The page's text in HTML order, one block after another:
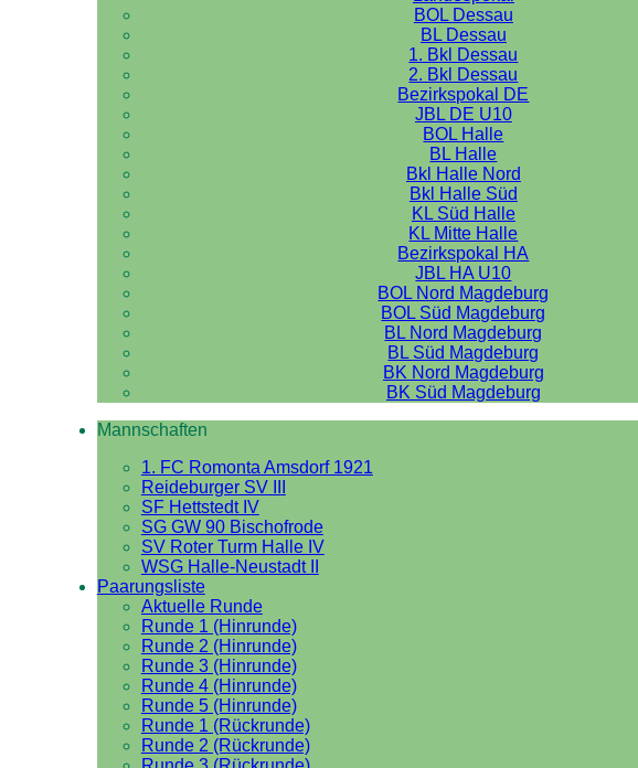
BOL Dessau
BL Dessau
1. Bkl Dessau
2. Bkl Dessau
Bezirkspokal DE
JBL DE U10
BOL Halle
BL Halle
Bkl Halle Nord
Bkl Halle Süd
KL Süd Halle
KL Mitte Halle
Bezirkspokal HA
JBL HA U10
BOL Nord Magdeburg
BOL Süd Magdeburg
BL Nord Magdeburg
BL Süd Magdeburg
BK Nord Magdeburg
BK Süd Magdeburg
Mannschaften
1. FC Romonta Amsdorf 1921
Reideburger SV III
SF Hettstedt IV
SG GW 90 Bischofrode
SV Roter Turm Halle IV
WSG Halle-Neustadt II
Paarungsliste
Aktuelle Runde
Runde 1 (Hinrunde)
Runde 2 (Hinrunde)
Runde 3 (Hinrunde)
Runde 4 (Hinrunde)
Runde 5 (Hinrunde)
Runde 1 (Rückrunde)
Runde 2 (Rückrunde)